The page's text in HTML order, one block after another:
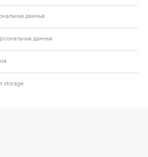
данных
данных
storage